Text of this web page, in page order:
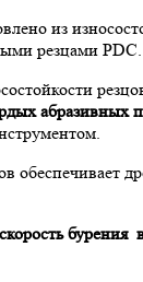
из
резцами PDC.
абразивных
обеспечивает
скорость бурения